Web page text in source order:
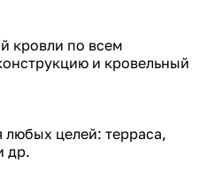
кровли по всем
и кровельный
целей: терраса,
др.